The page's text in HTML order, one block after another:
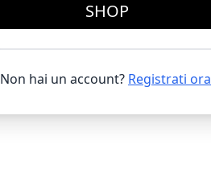
SHOP
Non hai un account? Registrati ora